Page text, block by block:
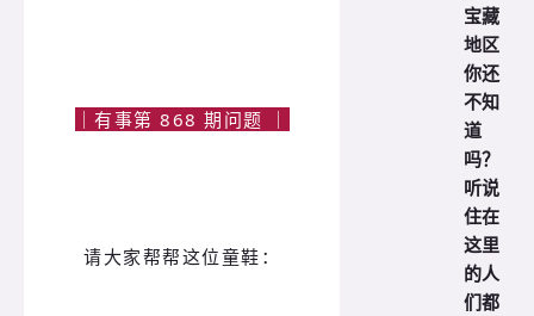
｜有事第 868 期问题 ｜
请大家帮帮这位童鞋：
宝藏
地区
你还
不知
道
吗？
听说
住在
这里
的人
们都